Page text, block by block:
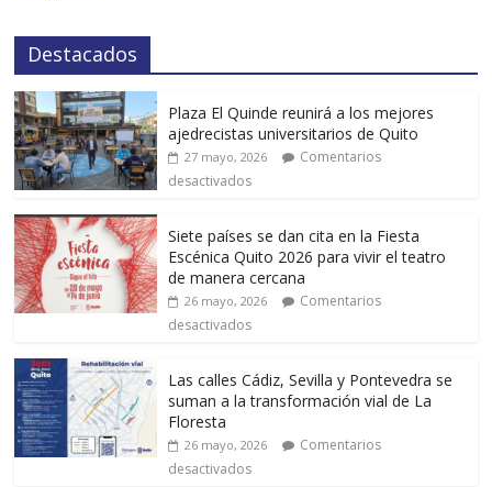
Destacados
Plaza El Quinde reunirá a los mejores
ajedrecistas universitarios de Quito
27 mayo, 2026
Comentarios
desactivados
Siete países se dan cita en la Fiesta
Escénica Quito 2026 para vivir el teatro
de manera cercana
26 mayo, 2026
Comentarios
desactivados
Las calles Cádiz, Sevilla y Pontevedra se
suman a la transformación vial de La
Floresta
26 mayo, 2026
Comentarios
desactivados